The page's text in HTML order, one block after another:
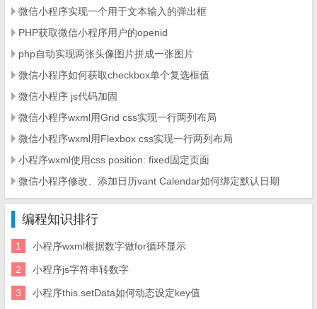
微信小程序实现一个用于文本输入的弹出框
PHP获取微信小程序用户的openid
php自动实现两张头像图片拼成一张图片
微信小程序如何获取checkbox单个复选框值
微信小程序 js代码加固
微信小程序wxml用Grid css实现一行两列布局
微信小程序wxml用Flexbox css实现一行两列布局
小程序wxml使用css position: fixed固定页面
微信小程序修改、添加日历vant Calendar如何绑定默认日期
编程知识排行
1 小程序wxml根据数字做for循环显示
2 小程序js字符串转数字
3 小程序this.setData如何动态设定key值